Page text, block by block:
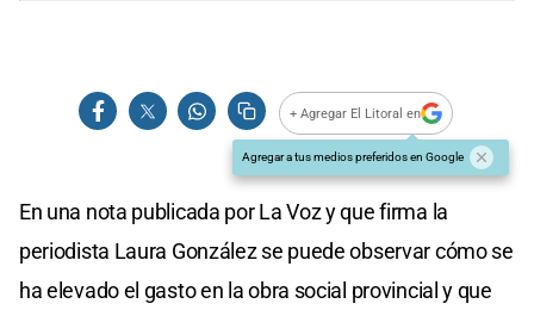
+ Agregar El Litoral en
Agregar a tus medios preferidos en Google
En una nota publicada por La Voz y que firma la
periodista Laura González se puede observar cómo se
ha elevado el gasto en la obra social provincial y que